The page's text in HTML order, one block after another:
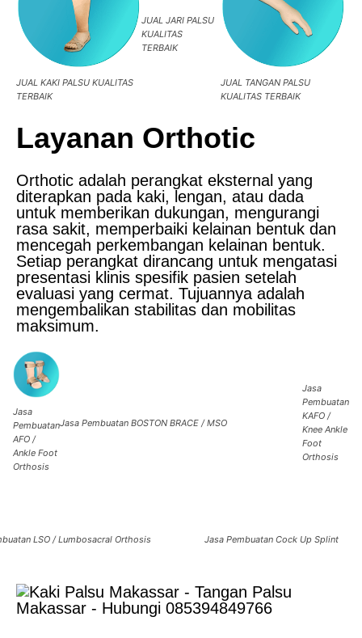
JUAL KAKI PALSU KUALITAS
TERBAIK
JUAL JARI PALSU
KUALITAS
TERBAIK
JUAL TANGAN PALSU
KUALITAS TERBAIK
Layanan Orthotic
Orthotic adalah perangkat eksternal yang
diterapkan pada kaki, lengan, atau dada
untuk memberikan dukungan, mengurangi
rasa sakit, memperbaiki kelainan bentuk dan
mencegah perkembangan kelainan bentuk.
Setiap perangkat dirancang untuk mengatasi
presentasi klinis spesifik pasien setelah
evaluasi yang cermat. Tujuannya adalah
mengembalikan stabilitas dan mobilitas
maksimum.
Jasa
Pembuatan
AFO /
Ankle Foot
Orthosis
Jasa Pembuatan BOSTON BRACE / MSO
Jasa
Pembuatan
KAFO /
Knee Ankle
Foot
Orthosis
LSO / Lumbosacral Orthosis Jasa Pembuatan Cock Up Splint